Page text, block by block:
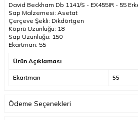
David Beckham Db 1141/S - EX455IR - 55
Sap Malzemesi: Asetat
Çerçeve Şekli: Dikdörtgen
Köprü Uzunluğu: 18
Sap Uzunluğu: 150
Ekartman: 55
Ürün Açıklaması
Ekartman 55
Ödeme Seçenekleri